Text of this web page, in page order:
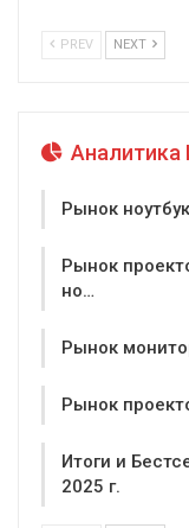
PREV NEXT
Рынок
Рынок
но…
Рынок
Рынок
Итоги и
2025 г.